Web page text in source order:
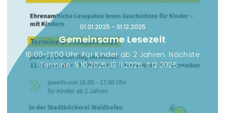
01.01.2025 - 31.12.2025
Gemeinsame Lesezeit
16:00-17:00 Uhr. Für Kinder ab 2 Jahren. Nächste
Termine: 9.10.2025, 13.11.2025, 11.12.2025 ...